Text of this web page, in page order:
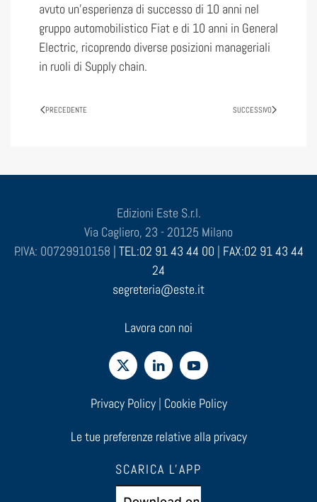
avuto un’esperienza di successo di 10 anni nel
gruppo automobilistico Fiat e di 10 anni in General
Electric, ricoprendo diverse posizioni manageriali
in ruoli di Supply chain.
PRECEDENTE SUCCESSIVO
Edizioni Este S.r.l.
Via Cagliero, 23 - 20125 Milano
P.IVA: 00729910158 | TEL:02 91 43 44 00 | FAX:02 91 43 44
24
segreteria@este.it
Lavora con noi
Privacy Policy| Cookie Policy
Le tue preferenze relative alla privacy
SCARICA L'APP